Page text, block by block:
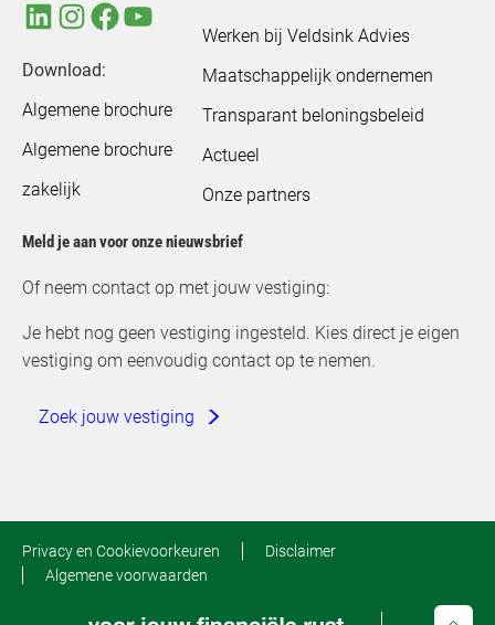
Download:
Algemene brochure
Algemene brochure
zakelijk
Werken bij Veldsink Advies
Maatschappelijk ondernemen
Transparant beloningsbeleid
Actueel
Onze partners
Meld je aan voor onze nieuwsbrief
Of neem contact op met jouw vestiging:
Je hebt nog geen vestiging ingesteld. Kies direct je eigen
vestiging om eenvoudig contact op te nemen.
Zoek jouw vestiging
Privacy en Cookievoorkeuren
Disclaimer
Algemene voorwaarden